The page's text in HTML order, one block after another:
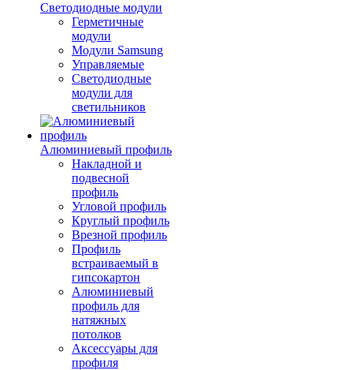
Светодиодные модули
Герметичные
модули
Модули Samsung
Управляемые
Светодиодные
модули для
светильников
Алюминиевый профиль
Накладной и
подвесной
профиль
Угловой профиль
Круглый профиль
Врезной профиль
Профиль
встраиваемый в
гипсокартон
Алюминиевый
профиль для
натяжных
потолков
Аксессуары для
профиля